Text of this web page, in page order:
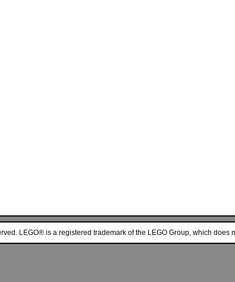
LEGO® is a registered trademark of the LEGO Group, which does